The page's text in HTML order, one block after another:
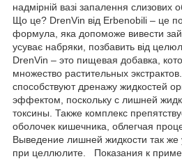
надмірній вазі запалення слизових
Що це? DrenVin від Erbenobili – це
формула, яка допоможе вивести
усуває набряки, позбавить від
DrenVin – это пищевая добавка,
множество растительных
способствуют дренажу жидкостей
эффектом, поскольку с лишней
токсины. Также комплекс
оболочек кишечника, облегчая
Выведение лишней жидкости так же
при целлюлите. Показания к